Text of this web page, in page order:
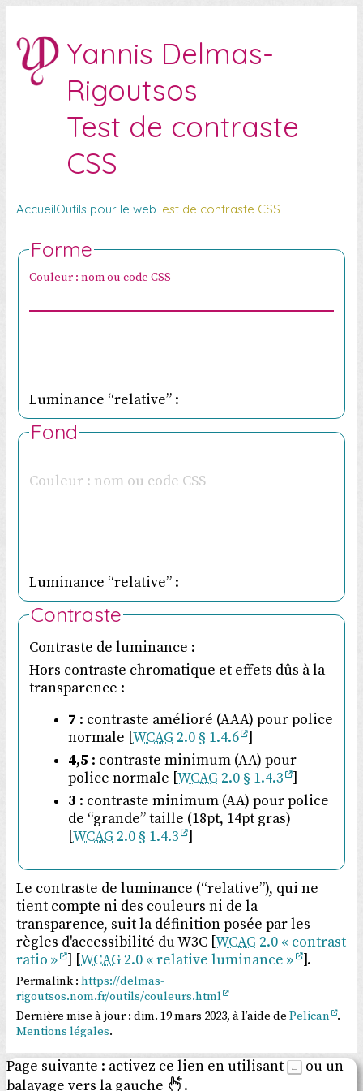
Yannis Delmas-
Rigoutsos
Test de contraste
CSS
AccueilOutils pour le webTest de contraste CSS
Forme
Couleur : nom ou code CSS
Luminance “relative” :
Fond
Couleur : nom ou code CSS
Luminance “relative” :
Contraste
Contraste de luminance :
Hors contraste chromatique et effets dûs à la
transparence :
7 : contraste amélioré (AAA) pour police
normale [WCAG2.0 § 1.4.6
4,5 : contraste minimum (AA) pour
police normale [WCAG2.0 § 1.4.3
3 : contraste minimum (AA) pour police
de “grande” taille (18pt, 14pt gras)
[WCAG2.0 § 1.4.3
Le contraste de luminance (“relative”), qui ne
tient compte ni des couleurs ni de la
transparence, suit la définition posée par les
règles d'accessibilité du W3C [ WCAG2.0 « contrast
ratio » ] [WCAG2.0 « relative luminance » ].
Permalink : https://delmas-
rigoutsos.nom.fr/outils/couleurs.html
Dernière mise à jour : dim. 19 mars 2023, à l’aide de Pelican .
Mentions légales.
Page suivante : activez ce lien en utilisant ←
ou un
balayage vers la gauche
.